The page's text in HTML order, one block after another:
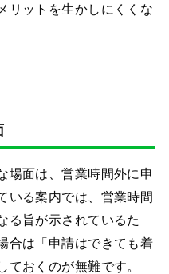
リットを生かしにくくな
場面は、営業時間外に申
いる案内では、営業時間
る旨が示されているた
合は「申請はできても着
おくのが無難です。